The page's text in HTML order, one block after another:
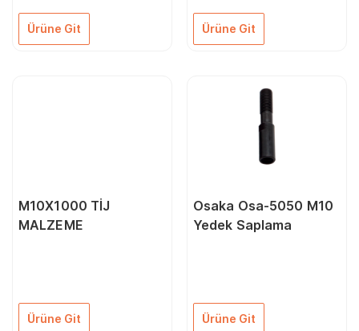
Ürüne Git Ürüne Git
M10X1000 TİJ
MALZEME
Ürüne Git
Osaka Osa-5050 M10
Yedek Saplama
Ürüne Git